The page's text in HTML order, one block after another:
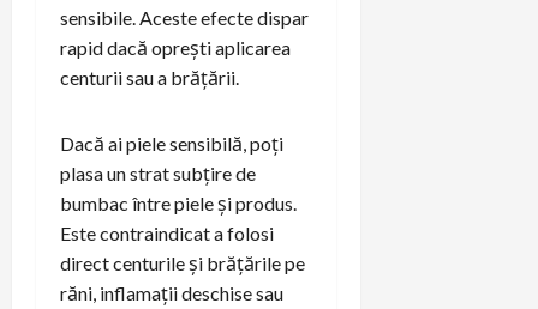
sensibile. Aceste efecte dispar
rapid dacă oprești aplicarea
centurii sau a brățării.
Dacă ai piele sensibilă, poți
plasa un strat subțire de
bumbac între piele și produs.
Este contraindicat a folosi
direct centurile și brățările pe
răni, inflamații deschise sau